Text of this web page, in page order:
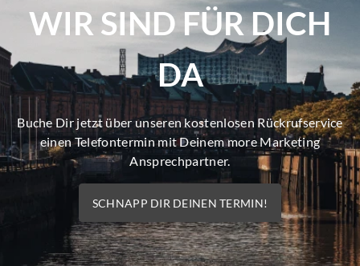
WIR SIND FÜR DICH
DA
Buche Dir jetzt über unseren kostenlosen Rückrufservice
einen Telefontermin mit Deinem more Marketing
Ansprechpartner.
SCHNAPP DIR DEINEN TERMIN!